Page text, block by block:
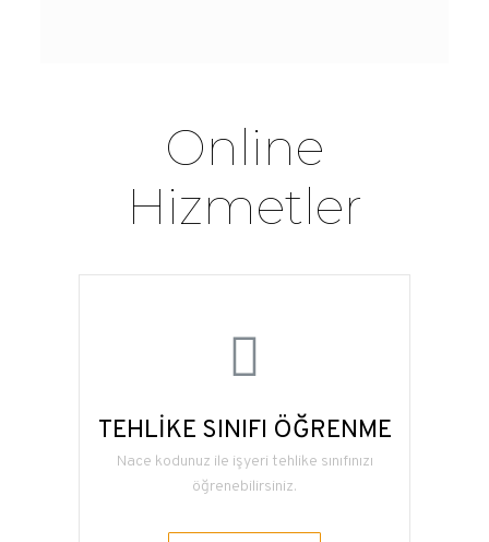
Online
Hizmetler
TEHLİKE SINIFI ÖĞRENME
Nace kodunuz ile işyeri tehlike sınıfınızı
öğrenebilirsiniz.